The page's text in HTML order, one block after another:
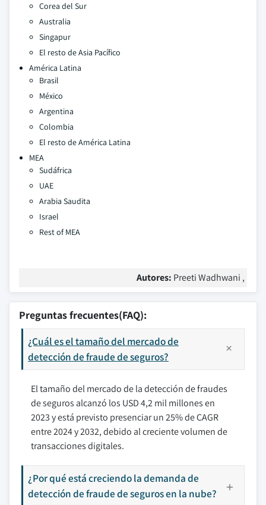
Corea del Sur
Australia
Singapur
El resto de Asia Pacífico
América Latina
Brasil
México
Argentina
Colombia
El resto de América Latina
MEA
Sudáfrica
UAE
Arabia Saudita
Israel
Rest of MEA
Autores: Preeti Wadhwani ,
Preguntas frecuentes(FAQ):
¿Cuál es el tamaño del mercado de
detección de fraude de seguros?
El tamaño del mercado de la detección de fraudes
de seguros alcanzó los USD 4,2 mil millones en
2023 y está previsto presenciar un 25% de CAGR
entre 2024 y 2032, debido al creciente volumen de
transacciones digitales.
¿Por qué está creciendo la demanda de
detección de fraude de seguros en la nube?